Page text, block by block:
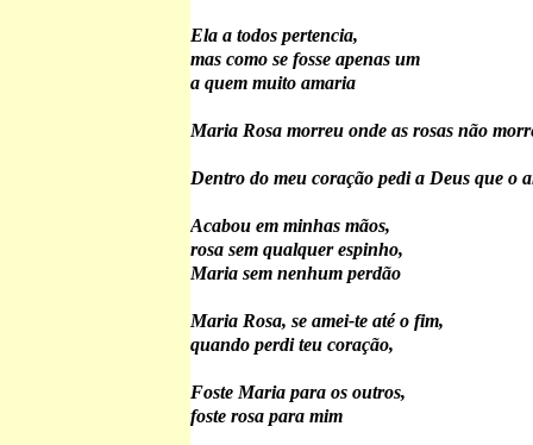
Ela a todos pertencia,
mas como se fosse apenas um
a quem muito amaria
Maria Rosa morreu onde as rosas não
Dentro do meu coração pedi a Deus que o
Acabou em minhas mãos,
rosa sem qualquer espinho,
Maria sem nenhum perdão
Maria Rosa, se amei-te até o fim,
quando perdi teu coração,
Foste Maria para os outros,
foste rosa para mim